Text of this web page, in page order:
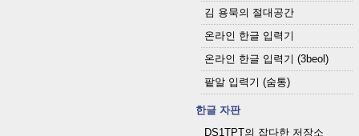
김 용묵의 절대공간
온라인 한글 입력기
온라인 한글 입력기 (3beol)
팥알 입력기 (숨통)
한글 자판
DS1TPT의 잡다한 저장소